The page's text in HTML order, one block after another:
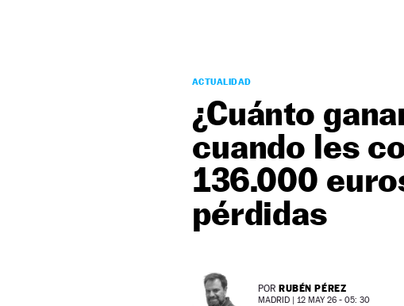
ACTUALIDAD
¿Cuánto
cuando les
136.000
pérdidas
POR RUBÉN PÉREZ
MADRID | 12 MAY 26 - 05: 30